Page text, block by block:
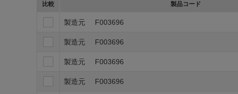
比較 製品コード
製造元 F003696
製造元 F003696
製造元 F003696
製造元 F003696